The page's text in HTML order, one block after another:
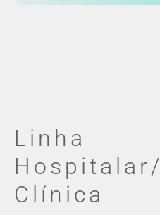
Linha
Hospitalar/
Clínica